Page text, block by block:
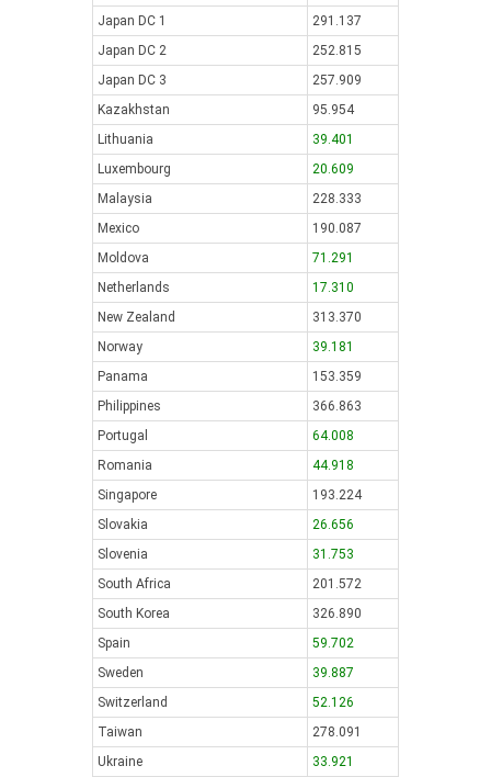
Japan DC 1
291.137
Japan DC 2
252.815
Japan DC 3
257.909
Kazakhstan
95.954
Lithuania
39.401
Luxembourg
20.609
Malaysia
228.333
Mexico
190.087
Moldova
71.291
Netherlands
17.310
New Zealand
313.370
Norway
39.181
Panama
153.359
Philippines
366.863
Portugal
64.008
Romania
44.918
Singapore
193.224
Slovakia
26.656
Slovenia
31.753
South Africa
201.572
South Korea
326.890
Spain
59.702
Sweden
39.887
Switzerland
52.126
Taiwan
278.091
Ukraine
33.921